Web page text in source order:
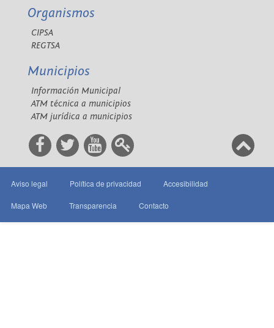
Organismos
CIPSA
REGTSA
Municipios
Información Municipal
ATM técnica a municipios
ATM jurídica a municipios
Aviso legal Política de privacidad Accesibilidad
Mapa Web Transparencia Contacto